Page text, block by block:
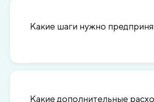
Какие шаги нужно
Какие дополнительные